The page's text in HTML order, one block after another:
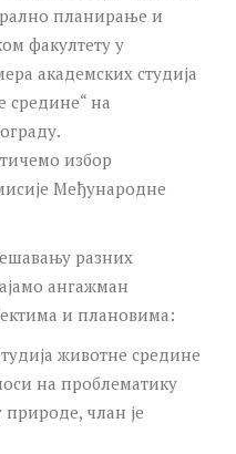
планирање и
факултету у
академских студија
средине“ на
избор
Међународне
разних
ангажман
и плановима:
животне средине
на проблематику
члан је